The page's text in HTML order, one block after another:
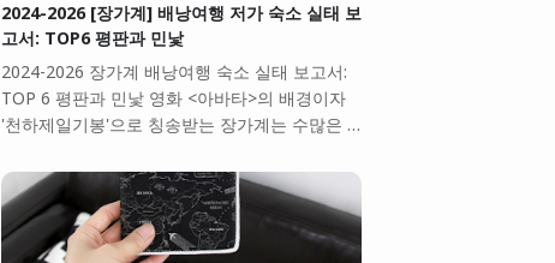
2024-2026 [장가계] 배낭여행 저가 숙소 실태 보
고서: TOP6 평판과 민낯
2024-2026 장가계 배낭여행 숙소 실태 보고서:
TOP 6 평판과 민낯 영화 <아바타>의 배경이자
'천하제일기봉'으로 칭송받는 장가계는 수많은 …